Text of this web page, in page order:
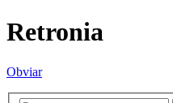
Retronia
Obviar